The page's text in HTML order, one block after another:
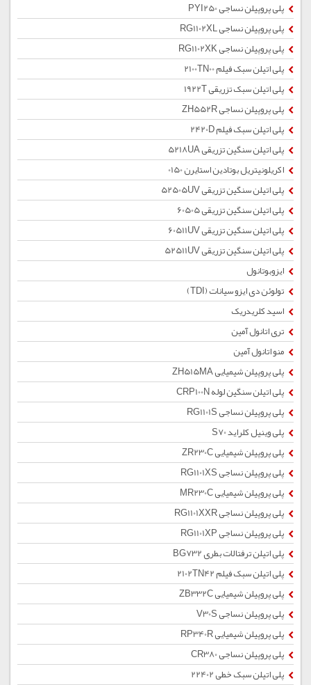
پلی پروپیلن نساجی PYI250
پلی پروپیلن نساجی RG1102XL
پلی پروپیلن نساجی RG1102XK
پلی اتیلن سبک فیلم 2100TN00
پلی اتیلن سبک تزریقی 1922T
پلی پروپیلن نساجی ZH552R
پلی اتیلن سبک فیلم 2420D
پلی اتیلن سنگین تزریقی 5218UA
اکریلونیتریل بوتادین استایرن 0150
پلی اتیلن سنگین تزریقی 52505UV
پلی اتیلن سنگین تزریقی 60505
پلی اتیلن سنگین تزریقی 60511UV
پلی اتیلن سنگین تزریقی 52511UV
ایزوبوتانول
تولوئن دی ایزو سیانات (TDI)
اسید کلریدریک
تری اتانول آمین
منو اتانول آمین
پلی پروپیلن شیمیایی ZH515MA
پلی اتیلن سنگین لوله CRP100N
پلی پروپیلن نساجی RG1101S
پلی وینیل کلراید S70
پلی پروپیلن شیمیایی ZR230C
پلی پروپیلن نساجی RG1101XS
پلی پروپیلن شیمیایی MR230C
پلی پروپیلن نساجی RG1101XXR
پلی پروپیلن نساجی RG1101XP
پلی اتیلن ترفتالات بطری BG732
پلی اتیلن سبک فیلم 2102TN42
پلی پروپیلن شیمیایی ZB332C
پلی پروپیلن نساجی V30S
پلی پروپیلن شیمیایی RP340R
پلی پروپیلن نساجی CR380
پلی اتیلن سبک خطی 22402